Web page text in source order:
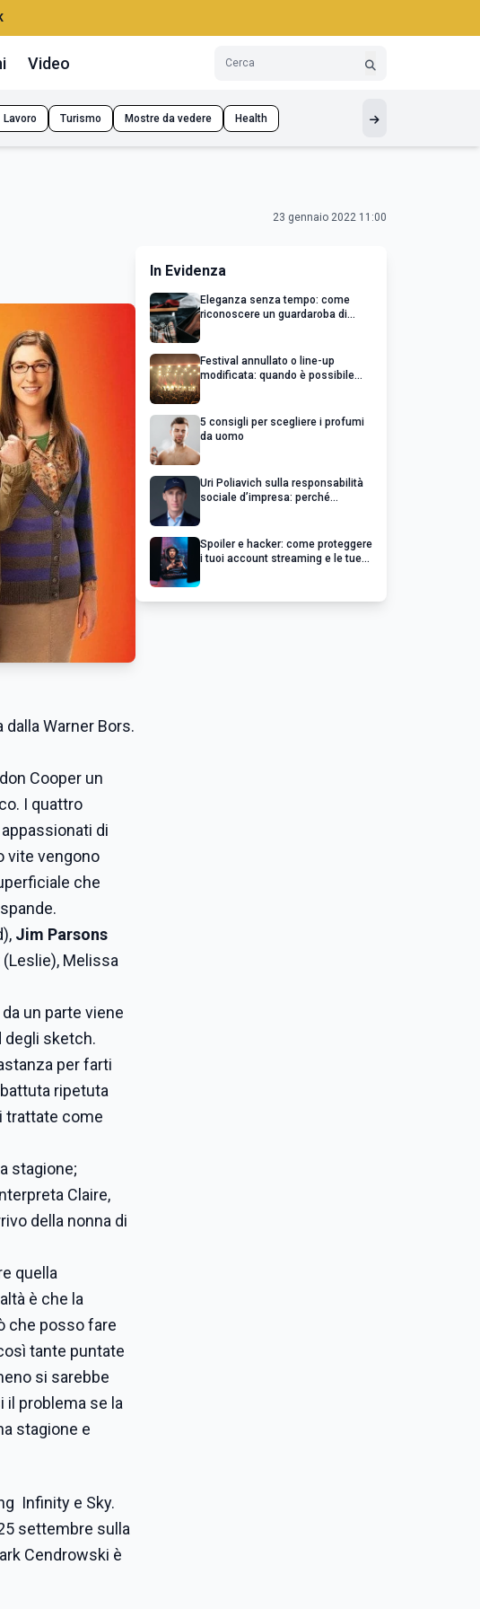
Video
Lavoro Turismo Mostre da vedere Health
23 gennaio 2022 11:00
dalla Warner Bors.
Cooper un
I quattro
di
vite vengono
che
Jim Parsons
(Leslie), Melissa
un parte viene
degli sketch.
per farti
ripetuta
trattate come
stagione;
Claire,
della nonna di
quella
è che la
che posso fare
tante puntate
si sarebbe
il problema se la
stagione e
Infinity e Sky.
settembre sulla
Cendrowski è
In Evidenza
Eleganza senza tempo: come
riconoscere un guardaroba di
Festival annullato o line-up
modificata: quando è possibile
5 consigli per scegliere i profumi
da uomo
Uri Poliavich sulla responsabilità
sociale d’impresa: perché
Spoiler e hacker: come proteggere
i tuoi account streaming e le tue